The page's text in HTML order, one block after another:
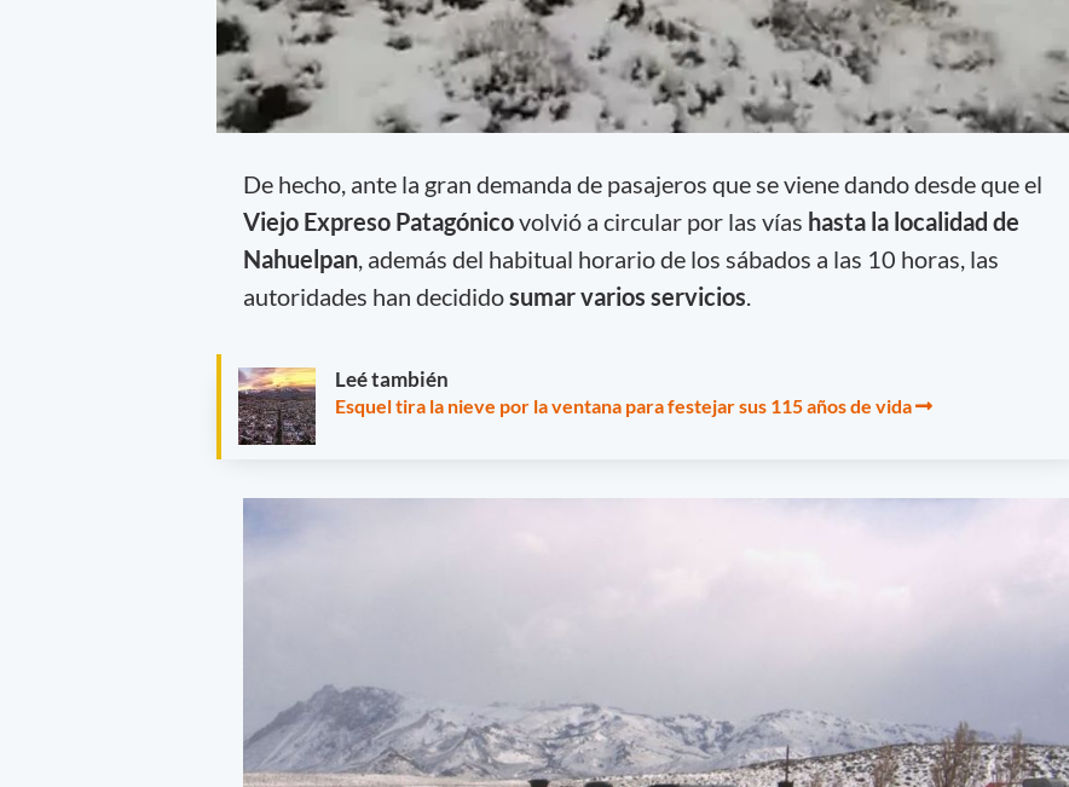
De hecho, ante la gran demanda de pasajeros que se viene dando desde que el
Viejo Expreso Patagónicovolvió a circular por las vías hasta la localidad de
Nahuelpan, además del habitual horario de los sábados a las 10 horas, las
autoridades han decididosumar varios servicios.
Leé también
Esquel tira la nieve por la ventana para festejar sus 115 años de vida